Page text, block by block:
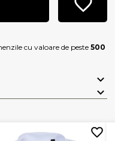
cu valoare de peste500